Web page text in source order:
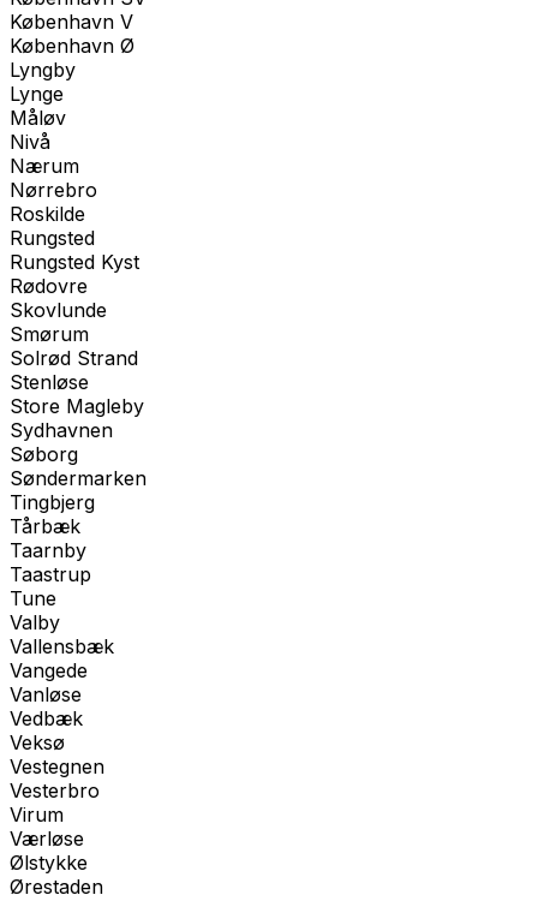
København V
København Ø
Lyngby
Lynge
Måløv
Nivå
Nærum
Nørrebro
Roskilde
Rungsted
Rungsted Kyst
Rødovre
Skovlunde
Smørum
Solrød Strand
Stenløse
Store Magleby
Sydhavnen
Søborg
Søndermarken
Tingbjerg
Tårbæk
Taarnby
Taastrup
Tune
Valby
Vallensbæk
Vangede
Vanløse
Vedbæk
Veksø
Vestegnen
Vesterbro
Virum
Værløse
Ølstykke
Ørestaden